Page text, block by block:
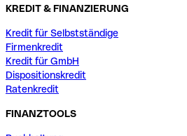
KREDIT & FINANZIERUNG
Kredit für Selbstständige
Firmenkredit
Kredit für GmbH
Dispositionskredit
Ratenkredit
FINANZTOOLS